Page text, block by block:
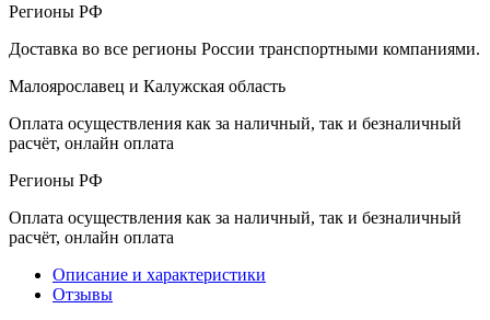
Регионы РФ
Доставка во все регионы России транспортными компаниями.
Малоярославец и Калужская область
Оплата осуществления как за наличный, так и безналичный
расчёт, онлайн оплата
Регионы РФ
Оплата осуществления как за наличный, так и безналичный
расчёт, онлайн оплата
Описание и характеристики
Отзывы